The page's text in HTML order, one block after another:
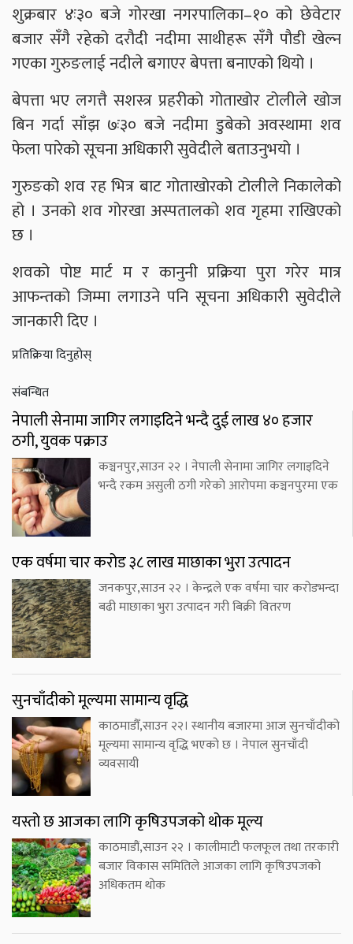
शुक्रबार ४ः३० बजे गोरखा नगरपालिका–१० को छेवेटार
बजार सँगै रहेको दरौदी नदीमा साथीहरू सँगै पौडी खेल्न
गएका गुरुङलाई नदीले बगाएर बेपत्ता बनाएको थियो ।
बेपत्ता भए लगत्तै सशस्त्र प्रहरीको गोताखोर टोलीले खोज
बिन गर्दा साँझ ७ः३० बजे नदीमा डुबेको अवस्थामा शव
फेला पारेको सूचना अधिकारी सुवेदीले बताउनुभयो ।
गुरुङको शव रह भित्र बाट गोताखोरको टोलीले निकालेको
हो । उनको शव गोरखा अस्पतालको शव गृहमा राखिएको
छ ।
शवको पोष्ट मार्ट म र कानुनी प्रक्रिया पुरा गरेर मात्र
आफन्तको जिम्मा लगाउने पनि सूचना अधिकारी सुवेदीले
जानकारी दिए ।
प्रतिक्रिया दिनुहोस्
संबन्धित
नेपाली सेनामा जागिर लगाइदिने भन्दै दुई लाख ४० हजार
ठगी, युवक पक्राउ
कञ्चनपुर,साउन २२ । नेपाली सेनामा जागिर लगाइदिने
भन्दै रकम असुली ठगी गरेको आरोपमा कञ्चनपुरमा एक
एक वर्षमा चार करोड ३८ लाख माछाका भुरा उत्पादन
जनकपुर,साउन २२ । केन्द्रले एक वर्षमा चार करोडभन्दा
बढी माछाका भुरा उत्पादन गरी बिक्री वितरण
सुनचाँदीको मूल्यमा सामान्य वृद्धि
काठमाडौँ,साउन २२। स्थानीय बजारमा आज सुनचाँदीको
मूल्यमा सामान्य वृद्धि भएको छ । नेपाल सुनचाँदी
व्यवसायी
यस्तो छ आजका लागि कृषिउपजको थोक मूल्य
काठमाडौं,साउन २२ । कालीमाटी फलफूल तथा तरकारी
बजार विकास समितिले आजका लागि कृषिउपजको
अधिकतम थोक